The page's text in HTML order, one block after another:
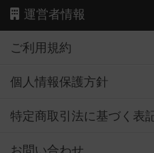
運営者情報
ご利用規約
個人情報保護方針
特定商取引法に基づく表